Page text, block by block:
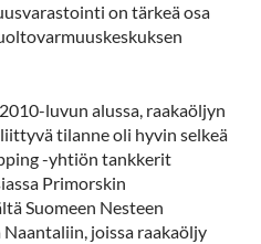
on tärkeä osa
luvun alussa, raakaöljyn
tilanne oli hyvin selkeä
-yhtiön tankkerit
Primorskin
Suomeen Nesteen
joissa raakaöljy